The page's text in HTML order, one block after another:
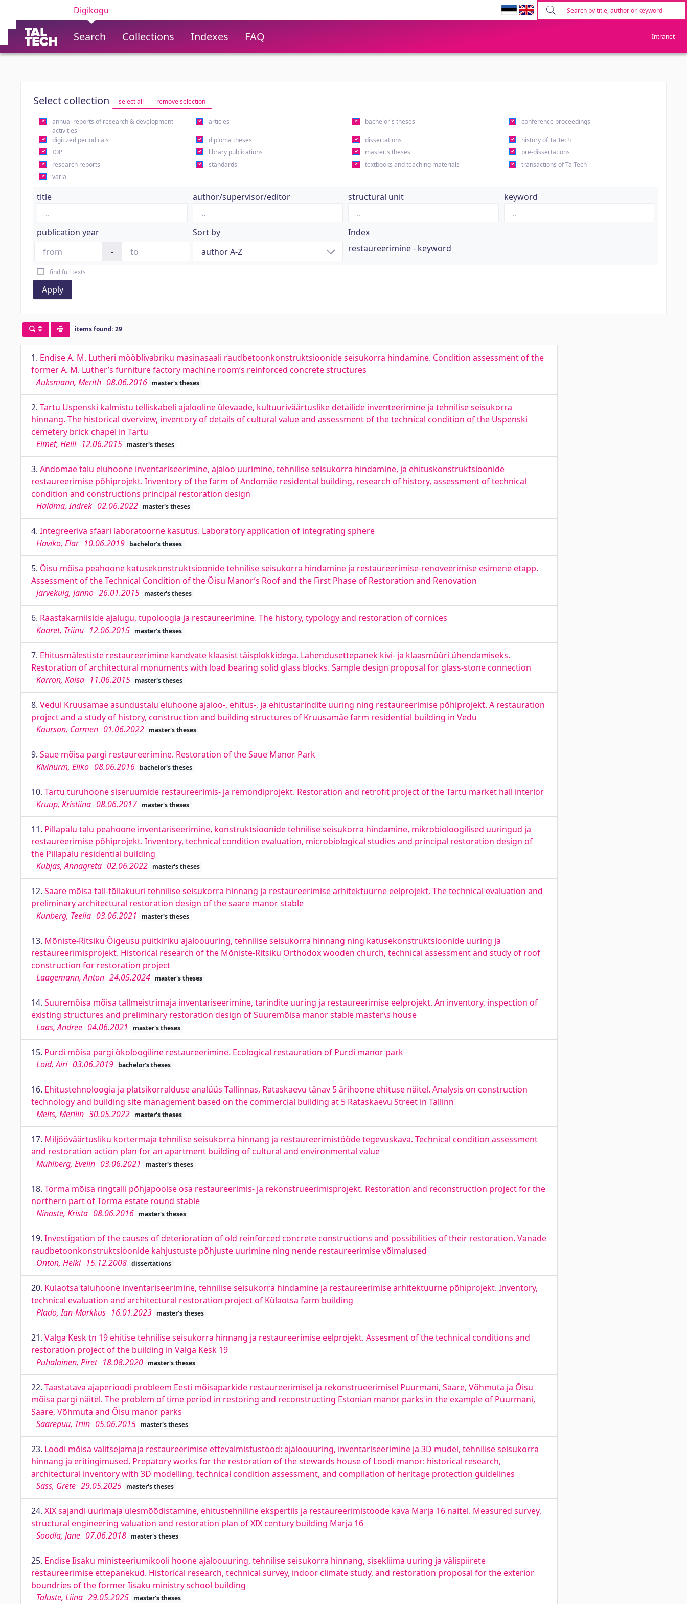
Digikogu
Search Collections Indexes FAQ Intranet
Select collection select all remove selection
annual reports of research & development
activities
articles bachelor's theses conference proceedings
digitized periodicals diploma theses dissertations
history of TalTech
IOP
library publications master's theses
pre-dissertations
research reports
standards textbooks and teaching materials
transactions of TalTech
varia
title author/supervisor/editor structural unit keyword
publication year
-
Sort by
Index
restaureerimine - keyword
find full texts
Apply
items found: 29
1. Endise A. M. Lutheri mööblivabriku masinasaali raudbetoonkonstruktsioonide seisukorra hindamine. Condition assessment of the
former A. M. Luther’s furniture factory machine room’s reinforced concrete structures
Auksmann, Merith 08.06.2016 master's theses
2. Tartu Uspenski kalmistu telliskabeli ajalooline ülevaade, kultuuriväärtuslike detailide inventeerimine ja tehnilise seisukorra
hinnang. The historical overview, inventory of details of cultural value and assessment of the technical condition of the Uspenski
cemetery brick chapel in Tartu
Elmet, Heili 12.06.2015 master's theses
3. Andomäe talu eluhoone inventariseerimine, ajaloo uurimine, tehnilise seisukorra hindamine, ja ehituskonstruktsioonide
restaureerimise põhiprojekt. Inventory of the farm of Andomäe residental building, research of history, assessment of technical
condition and constructions principal restoration design
Haldma, Indrek 02.06.2022 master's theses
4. Integreeriva sfääri laboratoorne kasutus. Laboratory application of integrating sphere
Haviko, Elar 10.06.2019 bachelor's theses
5. Õisu mõisa peahoone katusekonstruktsioonide tehnilise seisukorra hindamine ja restaureerimise-renoveerimise esimene etapp.
Assessment of the Technical Condition of the Õisu Manor’s Roof and the First Phase of Restoration and Renovation
Järvekülg, Janno 26.01.2015 master's theses
6. Räästakarniiside ajalugu, tüpoloogia ja restaureerimine. The history, typology and restoration of cornices
Kaaret, Triinu 12.06.2015 master's theses
7. Ehitusmälestiste restaureerimine kandvate klaasist täisplokkidega. Lahendusettepanek kivi- ja klaasmüüri ühendamiseks.
Restoration of architectural monuments with load bearing solid glass blocks. Sample design proposal for glass-stone connection
Karron, Kaisa 11.06.2015 master's theses
8. Vedul Kruusamäe asundustalu eluhoone ajaloo-, ehitus-, ja ehitustarindite uuring ning restaureerimise põhiprojekt. A restauration
project and a study of history, construction and building structures of Kruusamäe farm residential building in Vedu
Kaurson, Carmen 01.06.2022 master's theses
9. Saue mõisa pargi restaureerimine. Restoration of the Saue Manor Park
Kivinurm, Eliko 08.06.2016 bachelor's theses
10. Tartu turuhoone siseruumide restaureerimis- ja remondiprojekt. Restoration and retrofit project of the Tartu market hall interior
Kruup, Kristiina 08.06.2017 master's theses
11. Pillapalu talu peahoone inventariseerimine, konstruktsioonide tehnilise seisukorra hindamine, mikrobioloogilised uuringud ja
restaureerimise põhiprojekt. Inventory, technical condition evaluation, microbiological studies and principal restoration design of
the Pillapalu residential building
Kubjas, Annagreta 02.06.2022 master's theses
12. Saare mõisa tall-tõllakuuri tehnilise seisukorra hinnang ja restaureerimise arhitektuurne eelprojekt. The technical evaluation and
preliminary architectural restoration design of the saare manor stable
Kunberg, Teelia 03.06.2021 master's theses
13. Mõniste-Ritsiku Õigeusu puitkiriku ajaloouuring, tehnilise seisukorra hinnang ning katusekonstruktsioonide uuring ja
restaureerimisprojekt. Historical research of the Mõniste-Ritsiku Orthodox wooden church, technical assessment and study of roof
construction for restoration project
Laagemann, Anton 24.05.2024 master's theses
14. Suuremõisa mõisa tallmeistrimaja inventariseerimine, tarindite uuring ja restaureerimise eelprojekt. An inventory, inspection of
existing structures and preliminary restoration design of Suuremõisa manor stable master\s house
Laas, Andree 04.06.2021 master's theses
15. Purdi mõisa pargi ökoloogiline restaureerimine. Ecological restauration of Purdi manor park
Loid, Airi 03.06.2019 bachelor's theses
16. Ehitustehnoloogia ja platsikorralduse analüüs Tallinnas, Rataskaevu tänav 5 ärihoone ehituse näitel. Analysis on construction
technology and building site management based on the commercial building at 5 Rataskaevu Street in Tallinn
Melts, Merilin 30.05.2022 master's theses
17. Miljööväärtusliku kortermaja tehnilise seisukorra hinnang ja restaureerimistööde tegevuskava. Technical condition assessment
and restoration action plan for an apartment building of cultural and environmental value
Mühlberg, Evelin 03.06.2021 master's theses
18. Torma mõisa ringtalli põhjapoolse osa restaureerimis- ja rekonstrueerimisprojekt. Restoration and reconstruction project for the
northern part of Torma estate round stable
Ninaste, Krista 08.06.2016 master's theses
19. Investigation of the causes of deterioration of old reinforced concrete constructions and possibilities of their restoration. Vanade
raudbetoonkonstruktsioonide kahjustuste põhjuste uurimine ning nende restaureerimise võimalused
Onton, Heiki 15.12.2008 dissertations
20. Külaotsa taluhoone inventariseerimine, tehnilise seisukorra hindamine ja restaureerimise arhitektuurne põhiprojekt. Inventory,
technical evaluation and architectural restoration project of Külaotsa farm building
Plado, Ian-Markkus 16.01.2023 master's theses
21. Valga Kesk tn 19 ehitise tehnilise seisukorra hinnang ja restaureerimise eelprojekt. Assesment of the technical conditions and
restoration project of the building in Valga Kesk 19
Puhalainen, Piret 18.08.2020 master's theses
22. Taastatava ajaperioodi probleem Eesti mõisaparkide restaureerimisel ja rekonstrueerimisel Puurmani, Saare, Võhmuta ja Õisu
mõisa pargi näitel. The problem of time period in restoring and reconstructing Estonian manor parks in the example of Puurmani,
Saare, Võhmuta and Õisu manor parks
Saarepuu, Triin 05.06.2015 master's theses
23. Loodi mõisa valitsejamaja restaureerimise ettevalmistustööd: ajaloouuring, inventariseerimine ja 3D mudel, tehnilise seisukorra
hinnang ja eritingimused. Prepatory works for the restoration of the stewards house of Loodi manor: historical research,
architectural inventory with 3D modelling, technical condition assessment, and compilation of heritage protection guidelines
Sass, Grete 29.05.2025 master's theses
24. XIX sajandi üürimaja ülesmõõdistamine, ehitustehniline ekspertiis ja restaureerimistööde kava Marja 16 näitel. Measured survey,
structural engineering valuation and restoration plan of XIX century building Marja 16
Soodla, Jane 07.06.2018 master's theses
25. Endise Iisaku ministeeriumikooli hoone ajaloouuring, tehnilise seisukorra hinnang, sisekliima uuring ja välispiirete
restaureerimise ettepanekud. Historical research, technical survey, indoor climate study, and restoration proposal for the exterior
boundries of the former Iisaku ministry school building
Taluste, Liina 29.05.2025 master's theses